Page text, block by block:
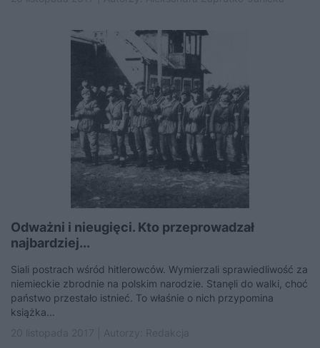
Odważni i nieugięci. Kto przeprowadzał
najbardziej...
Siali postrach wśród hitlerowców. Wymierzali sprawiedliwość za
niemieckie zbrodnie na polskim narodzie. Stanęli do walki, choć
państwo przestało istnieć. To właśnie o nich przypomina
książka...